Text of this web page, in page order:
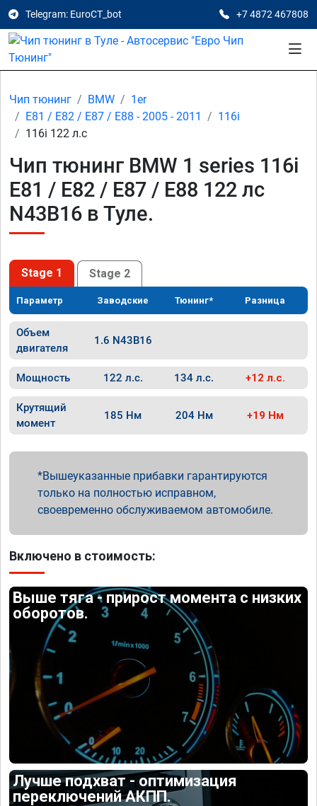
Telegram: EuroCT_bot +7 4872 467808
Чип тюнинг BMW
1er
E81 / E82 / E87 / E88 - 2005 - 2011
116i
116i 122 л.с
Чип тюнинг BMW 1 series 116i
E81 / E82 / E87 / E88 122 лс
N43B16 в Туле.
Stage 1 Stage 2
Параметр Заводские Тюнинг* Разница
Объем
двигателя
1.6 N43B16
Мощность 122 л.с. 134 л.с. +12 л.с.
Крутящий
момент
185 Нм 204 Нм +19 Нм
Вышеуказанные прибавки гарантируются
только на полностью исправном,
своевременно обслуживаемом автомобиле.
Включено в стоимость:
Выше тяга - прирост момента с низких
оборотов.
Лучше подхват - оптимизация
переключений АКПП.